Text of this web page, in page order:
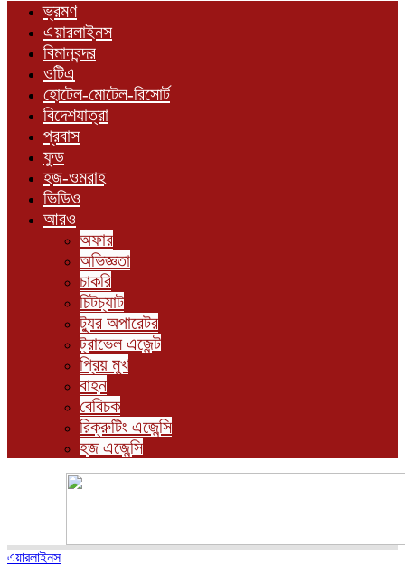
ভ্রমণ
এয়ারলাইনস
বিমানবন্দর
ওটিএ
হোটেল-মোটেল-রিসোর্ট
বিদেশযাত্রা
প্রবাস
ফুড
হজ-ওমরাহ
ভিডিও
আরও
অফার
অভিজ্ঞতা
চাকরি
চিটচ্যাট
ট্যুর অপারেটর
ট্রাভেল এজেন্ট
প্রিয় মুখ
বাহন
বেবিচক
রিক্রুটিং এজেন্সি
হজ এজেন্সি
এয়ারলাইনস